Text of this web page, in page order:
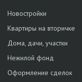
Новостройки
Квартиры на вторичке
Дома, дачи, участки
Нежилой фонд
Оформление сделок